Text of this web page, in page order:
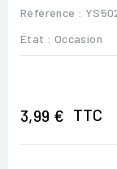
Référence :
État : Occasion
3,99 € TTC